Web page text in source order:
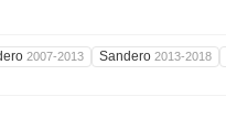
2007-2013 Sandero 2013-2018